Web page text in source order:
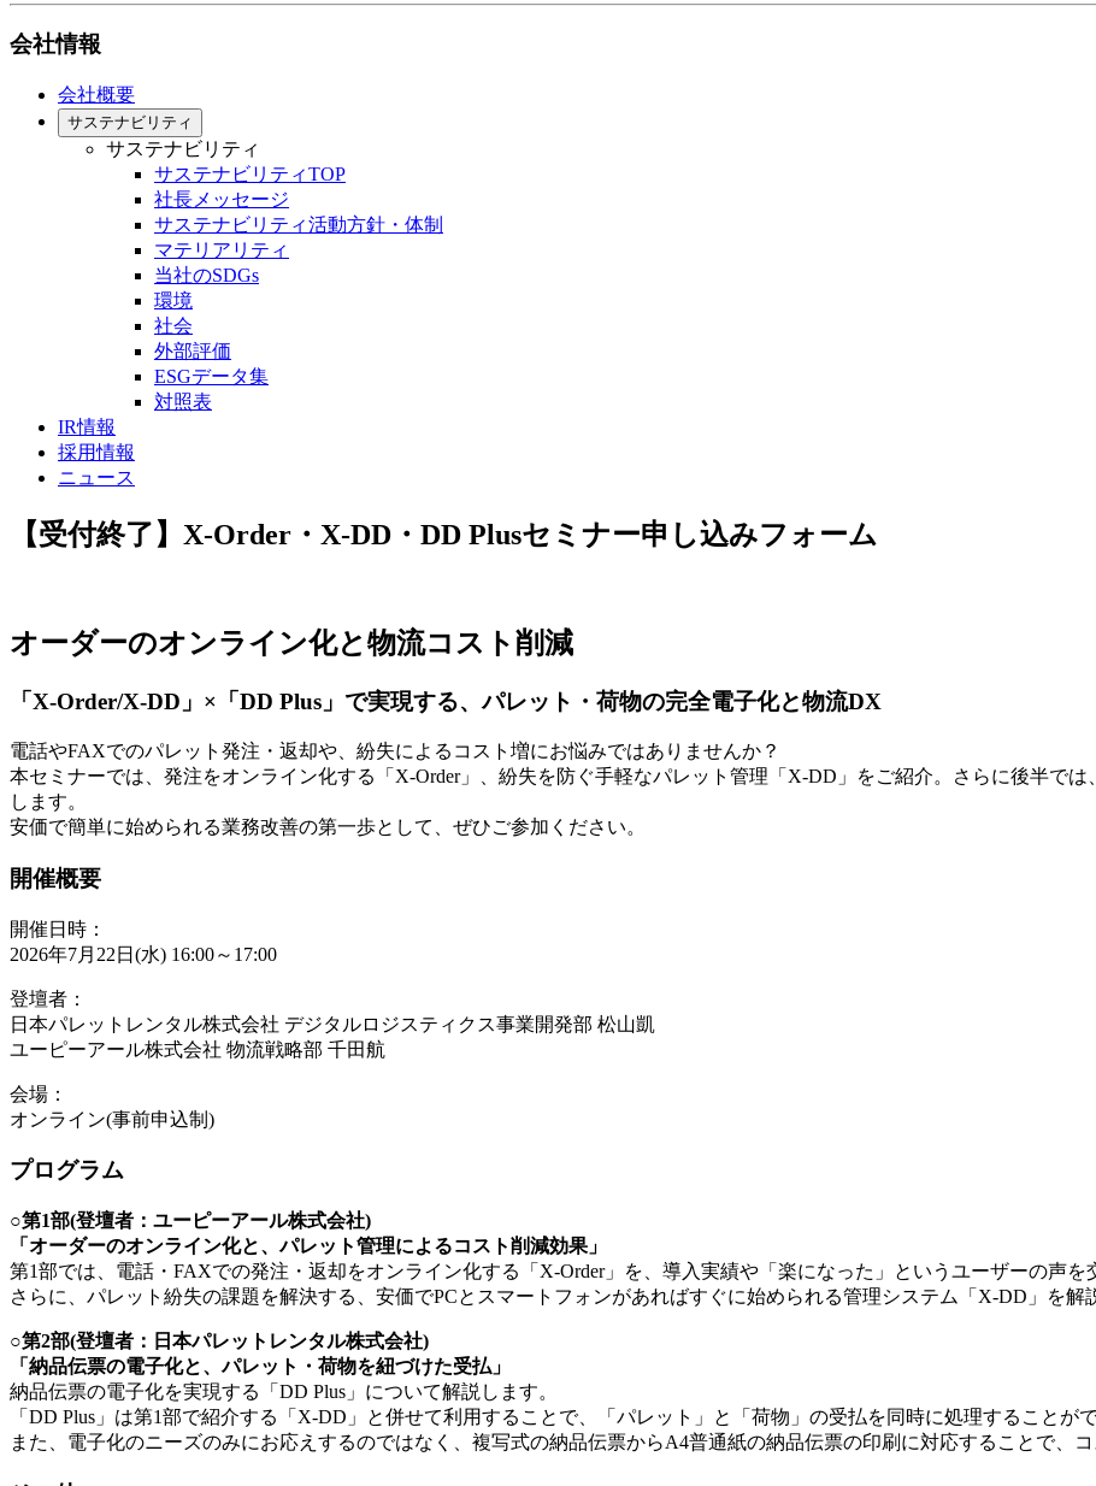
会社情報
会社概要
サステナビリティ
サステナビリティ
サステナビリティTOP
社長メッセージ
サステナビリティ活動方針・体制
マテリアリティ
当社のSDGs
環境
社会
外部評価
ESGデータ集
対照表
IR情報
採用情報
ニュース
【受付終了】X-Order・X-DD・DD Plusセミナー申し込みフォーム
オーダーのオンライン化と物流コスト削減
「X-Order/X-DD」×「DD Plus」で実現する、パレット・荷物の完全電子化と物流DX
電話やFAXでのパレット発注・返却や、紛失によるコスト増にお悩みではありませんか？
本セミナーでは、発注をオンライン化する「X-Order」、紛失を防ぐ手軽なパレット管理「X-DD」をご紹介。さらに後半で
します。
安価で簡単に始められる業務改善の第一歩として、ぜひご参加ください。
開催概要
開催日時：
2026年7月22日(水) 16:00～17:00
登壇者：
日本パレットレンタル株式会社 デジタルロジスティクス事業開発部 松山凱
ユーピーアール株式会社 物流戦略部 千田航
会場：
オンライン(事前申込制)
プログラム
○第1部(登壇者：ユーピーアール株式会社)
「オーダーのオンライン化と、パレット管理によるコスト削減効果」
第1部では、電話・FAXでの発注・返却をオンライン化する「X-Order」を、導入実績や「楽になった」というユーザーの声を
さらに、パレット紛失の課題を解決する、安価でPCとスマートフォンがあればすぐに始められる管理システム「X-DD」を解
○第2部(登壇者：日本パレットレンタル株式会社)
「納品伝票の電子化と、パレット・荷物を紐づけた受払」
納品伝票の電子化を実現する「DD Plus」について解説します。
「DD Plus」は第1部で紹介する「X-DD」と併せて利用することで、「パレット」と「荷物」の受払を同時に処理することがで
また、電子化のニーズのみにお応えするのではなく、複写式の納品伝票からA4普通紙の納品伝票の印刷に対応することで、コ